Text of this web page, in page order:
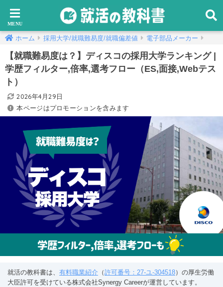
ホーム 採用大学/就職難易度/就職偏差値 電子部品メーカー
【就職難易度は？】ディスコの採用大学ランキング |
学歴フィルター,倍率,選考フロー（ES,面接,Webテス
ト）
2026年4月29日
本ページはプロモーションを含みます
就活の教科書は、 有料職業紹介 （許可番号：27-ユ-304518）の厚生労働
大臣許可を受けている株式会社Synergy Careerが運営しています。